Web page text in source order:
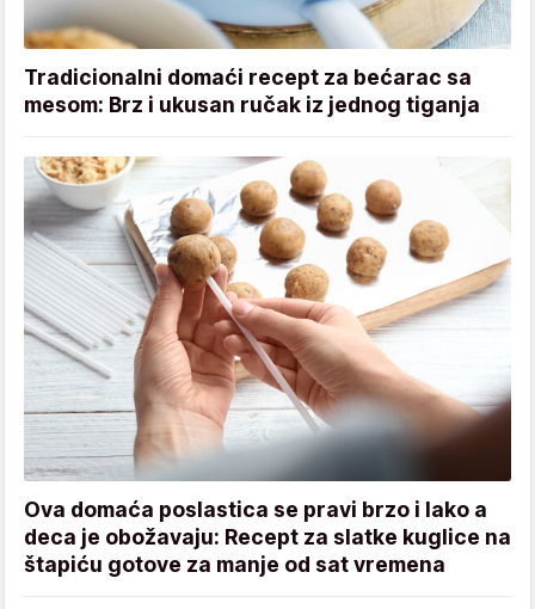
Tradicionalni domaći recept za bećarac sa
mesom: Brz i ukusan ručak iz jednog tiganja
Ova domaća poslastica se pravi brzo i lako a
deca je obožavaju: Recept za slatke kuglice na
štapiću gotove za manje od sat vremena